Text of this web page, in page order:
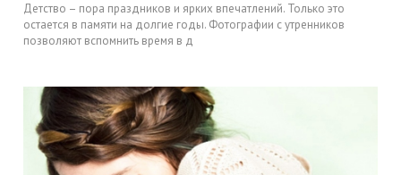
Детство – пора праздников и ярких впечатлений. Только это
остается в памяти на долгие годы. Фотографии с утренников
позволяют вспомнить время в д